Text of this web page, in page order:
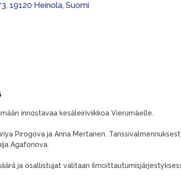
19120 Heinola, Suomi
innostavaa kesäleiriviikkoa Vierumäelle.
Pirogova ja Anna Mertanen.
Agafonova.
ja osallistujat valitaan